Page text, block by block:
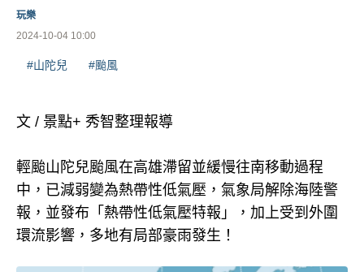
2024-10-04 10:00
玩樂
#山陀兒 #颱風
文 / 景點+ 秀智整理報導
輕颱山陀兒颱風在高雄滯留並緩慢往南移動過程
中，已減弱變為熱帶性低氣壓，氣象局解除海陸警
報，並發布「熱帶性低氣壓特報」，加上受到外圍
環流影響，多地有局部豪雨發生！